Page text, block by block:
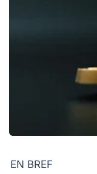
EN BREF